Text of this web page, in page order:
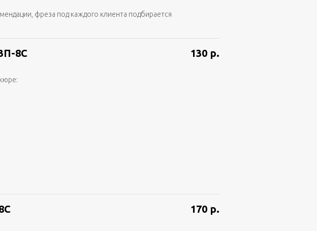
фреза под каждого клиента подбирается
8С 130 р.
170 р.